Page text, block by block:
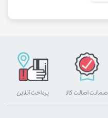
پرداخت آنلاین ضمانت اصالت کالا